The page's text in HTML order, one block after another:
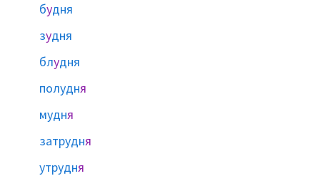
будня
зудня
блудня
полудня
мудня
затрудня
утрудня